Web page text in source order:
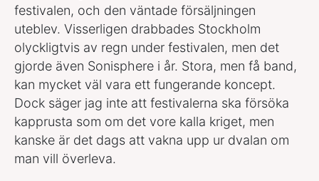
festivalen, och den väntade försäljningen
uteblev. Visserligen drabbades Stockholm
olyckligtvis av regn under festivalen, men det
gjorde även Sonisphere i år. Stora, men få band,
kan mycket väl vara ett fungerande koncept.
Dock säger jag inte att festivalerna ska försöka
kapprusta som om det vore kalla kriget, men
kanske är det dags att vakna upp ur dvalan om
man vill överleva.